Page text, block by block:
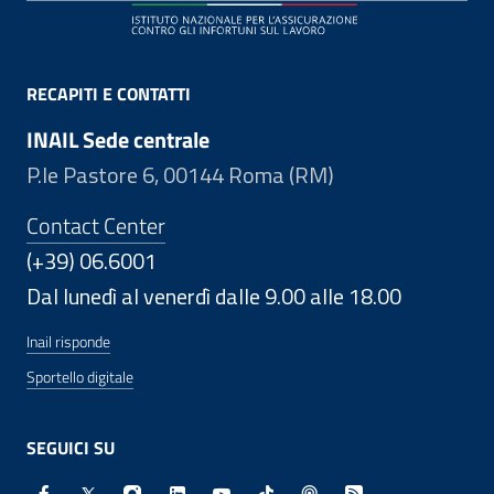
RECAPITI E CONTATTI
INAIL Sede centrale
P.le Pastore 6, 00144 Roma (RM)
Contact Center
(+39) 06.6001
Dal lunedì al venerdì dalle 9.00 alle 18.00
Inail risponde
Sportello digitale
SEGUICI SU